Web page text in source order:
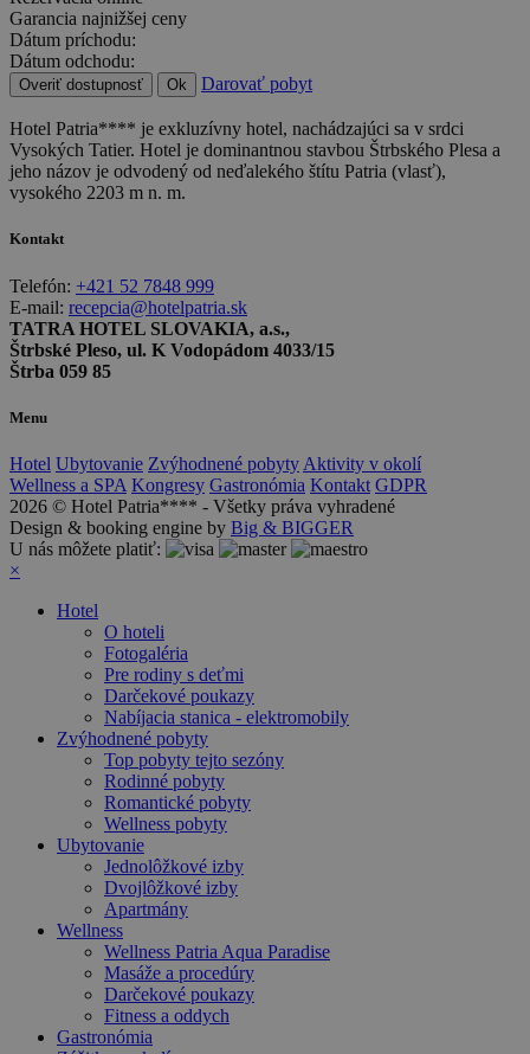
Garancia najnižšej ceny
Dátum príchodu:
Dátum odchodu:
Overiť dostupnosť Ok Darovať pobyt
Hotel Patria**** je exkluzívny hotel, nachádzajúci sa v srdci
Vysokých Tatier. Hotel je dominantnou stavbou Štrbského Plesa a
jeho názov je odvodený od neďalekého štítu Patria (vlasť),
vysokého 2203 m n. m.
Kontakt
Telefón: +421 52 7848 999
E-mail: recepcia@hotelpatria.sk
TATRA HOTEL SLOVAKIA, a.s.,
Štrbské Pleso, ul. K Vodopádom 4033/15
Štrba 059 85
Menu
Hotel Ubytovanie Zvýhodnené pobyty Aktivity v okolí
Wellness a SPA Kongresy Gastronómia Kontakt GDPR
2026 © Hotel Patria**** - Všetky práva vyhradené
Design & booking engine by Big & BIGGER
U nás môžete platiť:
×
Hotel
O hoteli
Fotogaléria
Pre rodiny s deťmi
Darčekové poukazy
Nabíjacia stanica - elektromobily
Zvýhodnené pobyty
Top pobyty tejto sezóny
Rodinné pobyty
Romantické pobyty
Wellness pobyty
Ubytovanie
Jednolôžkové izby
Dvojlôžkové izby
Apartmány
Wellness
Wellness Patria Aqua Paradise
Masáže a procedúry
Darčekové poukazy
Fitness a oddych
Gastronómia